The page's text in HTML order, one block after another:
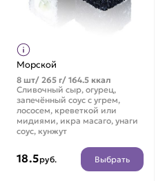
Морской
8 шт/ 265 г/ 164.5 ккал
Сливочный сыр, огурец,
запечённый соус с угрем,
лососем, креветкой или
мидиями, икра масаго, унаги
соус, кунжут
18.5руб. Выбрать